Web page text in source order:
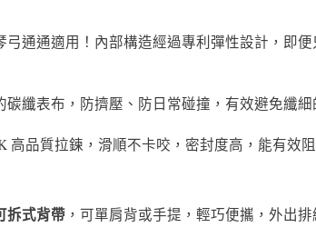
弓通通適用！內部構造經過專利彈性設計，即
纖表布，防擠壓、防日常碰撞，有效避免纖細
高品質拉鍊，滑順不卡咬，密封度高，能有效
拆式背帶 ，可單肩背或手提，輕巧便攜，外出排